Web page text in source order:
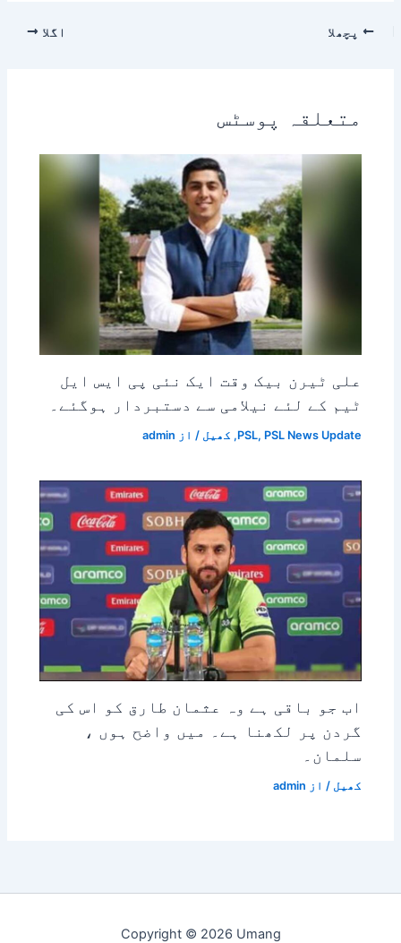
پچھلا اگلا
متعلقہ پوسٹس
علی ٹیرن بیک وقت ایک نئی پی ایس ایل
ٹیم کے لئے نیلامی سے دستبردار ہوگئے۔
PSL, PSL News Update
, کھیل / از admin
اب جو باقی ہے وہ عثمان طارق کو اس کی
گردن پر لکھنا ہے۔ میں واضح ہوں ،
سلمان۔
کھیل / از admin
Copyright © 2026 Umang